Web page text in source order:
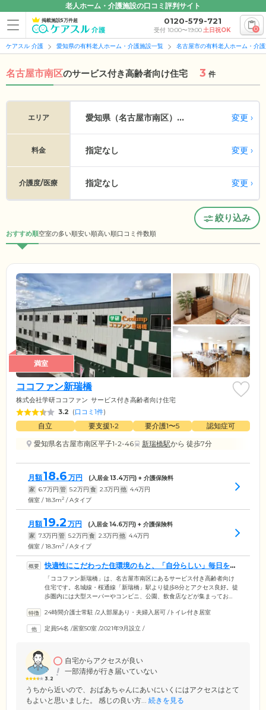
老人ホーム・介護施設の口コミ評判サイト
掲載施設5万件超 0120-579-721
受付 10:00〜19:00土日祝OK 0
ケアスル 介護 愛知県の有料老人ホーム・介護施設一覧 名古屋市の有料老人ホーム・介
名古屋市南区のサービス付き高齢者向け住宅 3 件
エリア 愛知県（名古屋市南区）... 変更
料金 指定なし 変更
介護度/医療 指定なし 変更
絞り込み
おすすめ順空室の多い順安い順高い順口コミ件数順
満室
ココファン新瑞橋
株式会社学研ココファン サービス付き高齢者向け住宅
3.2 (口コミ1件)
自立 要支援1•2 要介護1〜5
認知症可
愛知県名古屋市南区平子1-2-46
新瑞橋駅から 徒歩7分
月額18.6 万円 (入居金13.4万円) + 介護保険料
家 6.7万円 管 5.2万円 食 2.3万円 他 4.4万円
個室 / 18.3m2 / Aタイプ
月額19.2 万円 (入居金14.6万円) + 介護保険料
家 7.3万円 管 5.2万円 食 2.3万円 他 4.4万円
個室 / 18.3m2 / Aタイプ
快適性にこだわった住環境のもと、「自分らしい」毎日をお
楽しみください
「ココファン新瑞橋」は、名古屋市南区にあるサービス付き高齢者向け
住宅です。名城線・桜通線「新瑞橋」駅より徒歩8分とアクセス良好。徒
歩圏内には大型スーパーやコンビニ、公園、飲食店などが集まってお
リー設計を採用。全50室のお部屋にはトイレや洗面台、収納、ナースコ
やお買い物に出かけることも自由です。いつまでものびのびと「自分ら
い方にも最適です。
24時間介護士常駐 /2人部屋あり・夫婦入居可 /トイレ付き居室
定員54名 /居室50室 /2021年9月設立 /
3.2
自宅からアクセスが良い
一部清掃が行き届いていない
うちから近いので、おばあちゃんにあいにいくにはアクセスはとて
もよいと思いました。 感じの良い方... 続きを見る